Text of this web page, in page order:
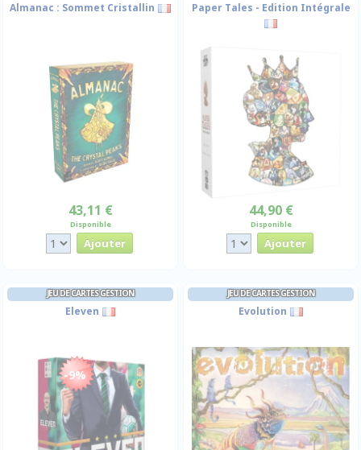
Almanac : Sommet Cristallin
43,11 €
Disponible
Paper Tales - Edition Intégrale
44,90 €
Disponible
JEU DE CARTES GESTION
Eleven
-9%
JEU DE CARTES GESTION
Evolution